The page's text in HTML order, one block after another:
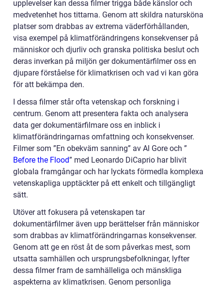
upplevelser kan dessa filmer trigga både känslor och
medvetenhet hos tittarna. Genom att skildra natursköna
platser som drabbas av extrema väderförhållanden,
visa exempel på klimatförändringens konsekvenser på
människor och djurliv och granska politiska beslut och
deras inverkan på miljön ger dokumentärfilmer oss en
djupare förståelse för klimatkrisen och vad vi kan göra
för att bekämpa den.
I dessa filmer står ofta vetenskap och forskning i
centrum. Genom att presentera fakta och analysera
data ger dokumentärfilmare oss en inblick i
klimatförändringarnas omfattning och konsekvenser.
Filmer som ”En obekväm sanning” av Al Gore och ”
Before the Flood” med Leonardo DiCaprio har blivit
globala framgångar och har lyckats förmedla komplexa
vetenskapliga upptäckter på ett enkelt och tillgängligt
sätt.
Utöver att fokusera på vetenskapen tar
dokumentärfilmer även upp berättelser från människor
som drabbas av klimatförändringarnas konsekvenser.
Genom att ge en röst åt de som påverkas mest, som
utsatta samhällen och ursprungsbefolkningar, lyfter
dessa filmer fram de samhälleliga och mänskliga
aspekterna av klimatkrisen. Genom personliga